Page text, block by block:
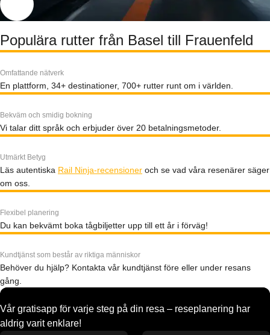
Populära rutter från Basel till Frauenfeld
Omfattande nätverk
En plattform, 34+ destinationer, 700+ rutter runt om i världen.
Bekväm och smidig bokning
Vi talar ditt språk och erbjuder över 20 betalningsmetoder.
Utmärkt Betyg
Läs autentiska Rail Ninja-recensioner och se vad våra resenärer säger
om oss.
Flexibel planering
Du kan bekvämt boka tågbiljetter upp till ett år i förväg!
Kundtjänst som består av riktiga människor
Behöver du hjälp? Kontakta vår kundtjänst före eller under resans
gång.
Vår gratisapp för varje steg på din resa – reseplanering har
aldrig varit enklare!